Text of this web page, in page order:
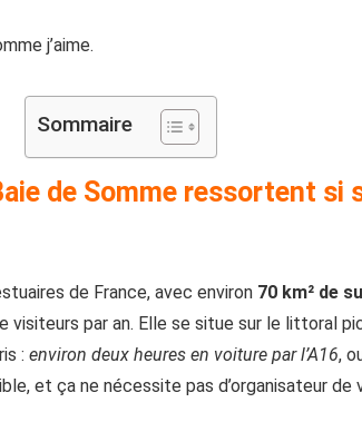
j’aime.
Sommaire
de Somme ressortent si
de France, avec environ 70 km² de
visiteurs par an. Elle se situe sur le littoral
: environ deux heures en voiture par l’A16,
et ça ne nécessite pas d’organisateur de